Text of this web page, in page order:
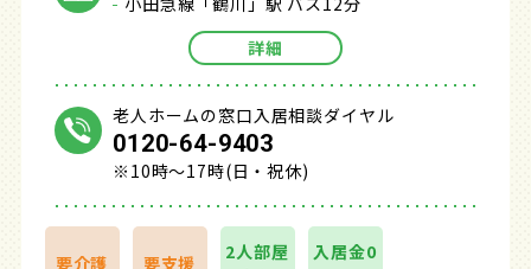
詳細
老人ホームの窓口入居相談ダイヤル
0120-64-9403
※10時～17時(日・祝休)
要介護 要支援
2人部屋
入居金0